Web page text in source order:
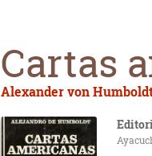
Cartas
Alexander von